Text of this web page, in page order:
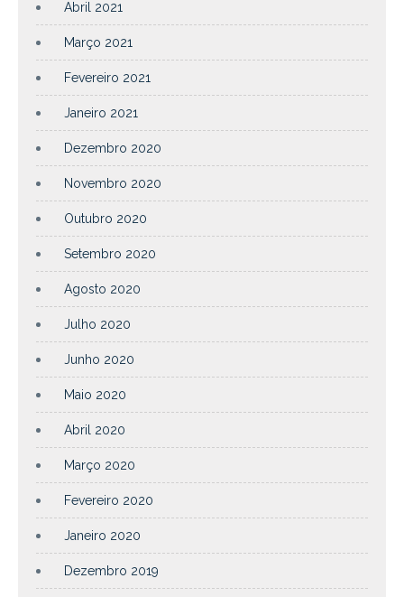
Abril 2021
Março 2021
Fevereiro 2021
Janeiro 2021
Dezembro 2020
Novembro 2020
Outubro 2020
Setembro 2020
Agosto 2020
Julho 2020
Junho 2020
Maio 2020
Abril 2020
Março 2020
Fevereiro 2020
Janeiro 2020
Dezembro 2019